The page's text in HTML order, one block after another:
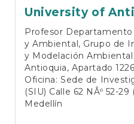
University of
Profesor
y Ambiental, Grupo de
y Modelación
Antioquia, Apartado
Oficina: Sede de
(SIU) Calle 62 NÂº 52-
Medellín